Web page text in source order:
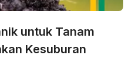
untuk Tanam
Kesuburan